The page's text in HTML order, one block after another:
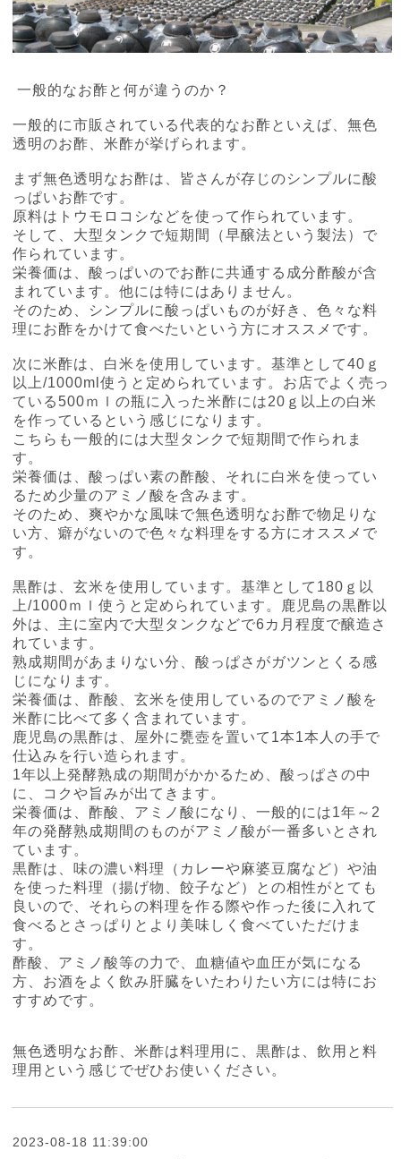
一般的なお酢と何が違うのか？
一般的に市販されている代表的なお酢といえば、無色
透明のお酢、米酢が挙げられます。
まず無色透明なお酢は、皆さんが存じのシンプルに酸
っぱいお酢です。
原料はトウモロコシなどを使って作られています。
そして、大型タンクで短期間（早醸法という製法）で
作られています。
栄養価は、酸っぱいのでお酢に共通する成分酢酸が含
まれています。他には特にはありません。
そのため、シンプルに酸っぱいものが好き、色々な料
理にお酢をかけて食べたいという方にオススメです。
次に米酢は、白米を使用しています。基準として40 ｇ
以上/1000ml使うと定められています。お店でよく売っ
ている 500ｍｌの瓶に入った米酢には20 ｇ以上の白米
を作っているという感じになります。
こちらも一般的には大型タンクで短期間で作られま
す。
栄養価は、酸っぱい素の酢酸、それに白米を使ってい
るため少量のアミノ酸を含みます。
そのため、爽やかな風味で無色透明なお酢で物足りな
い方、癖がないので色々な料理をする方にオススメで
す。
黒酢は、玄米を使用しています。基準として 180 ｇ以
上/1000ｍｌ使うと定められています。鹿児島の黒酢以
外は、主に室内で大型タンクなどで6カ月程度で醸造さ
れています。
熟成期間があまりない分、酸っぱさがガツンとくる感
じになります。
栄養価は、酢酸、玄米を使用しているのでアミノ酸を
米酢に比べて多く含まれています。
鹿児島の黒酢は、屋外に甕壺を置いて 1本1本人の手で
仕込みを行い造られます。
1年以上発酵熟成の期間がかかるため、酸っぱさの中
に、コクや旨みが出てきます。
栄養価は、酢酸、アミノ酸になり、一般的には1年～ 2
年の発酵熟成期間のものがアミノ酸が一番多いとされ
ています。
黒酢は、味の濃い料理（カレーや麻婆豆腐など）や油
を使った料理（揚げ物、餃子など）との相性がとても
良いので、それらの料理を作る際や作った後に入れて
食べるとさっぱりとより美味しく食べていただけま
す。
酢酸、アミノ酸等の力で、血糖値や血圧が気になる
方、お酒をよく飲み肝臓をいたわりたい方には特にお
すすめです。
無色透明なお酢、米酢は料理用に、黒酢は、飲用と料
理用という感じでぜひお使いください。
2023-08-18 11:39:00